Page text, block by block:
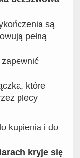
są
pełną
zapewnić
które
plecy
kupienia i do
kryje się